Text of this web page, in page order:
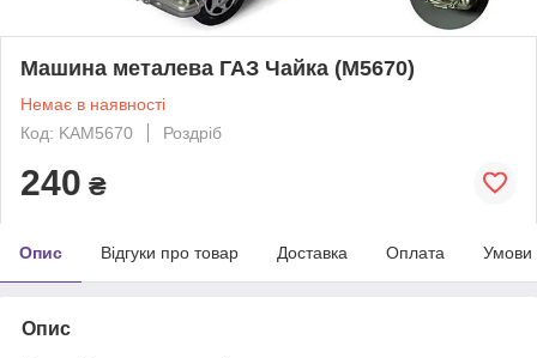
Машина металева ГАЗ Чайка (M5670)
Немає в наявності
Код: KAM5670
Роздріб
240 ₴
Опис Відгуки про товар Доставка Оплата Умови
Опис